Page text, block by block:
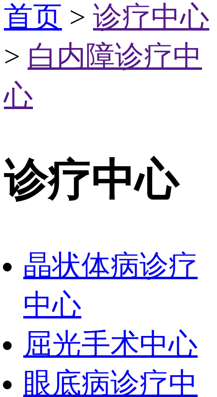
首页 > 诊疗中心
> 白内障诊疗中
心
诊疗中心
晶状体病诊疗
中心
屈光手术中心
眼底病诊疗中